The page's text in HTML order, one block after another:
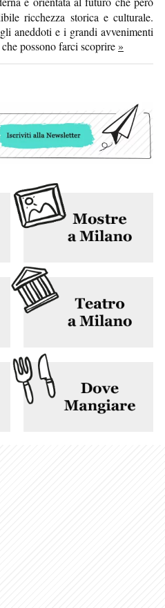
ricchezza storica e culturale.
aneddoti e i grandi avvenimenti
possono farci scoprire»